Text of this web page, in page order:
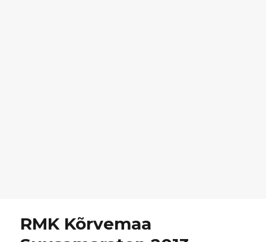
RMK Kõrvemaa